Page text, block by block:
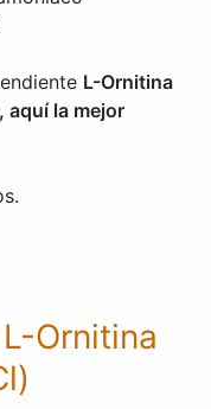
L-Ornitina
aquí la mejor
Ornitina